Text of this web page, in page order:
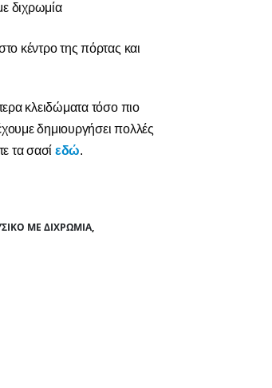
διχρωμία
κέντρο της πόρτας και
κλειδώματα τόσο πιο
δημιουργήσει πολλές
τα σασί εδώ.
ΜΕ ΔΙΧΡΩΜΊΑ,